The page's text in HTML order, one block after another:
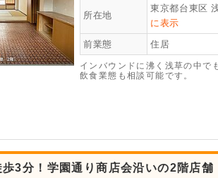
所在地
東京都台東区
に表示
前業態 住居
インバウンドに沸く浅草の中で
飲食業態も相談可能です。
3分！学園通り商店会沿いの2階店舗